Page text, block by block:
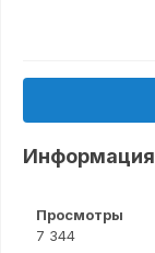
Информация
Просмотры
7 344